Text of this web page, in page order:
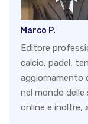
Marco P.
Editore
calcio, padel,
aggiornamento
nel mondo
online e inoltre,